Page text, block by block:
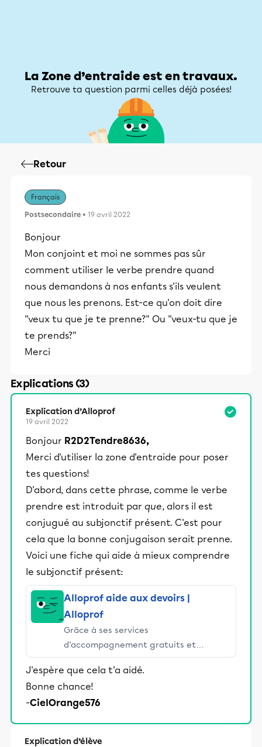
La Zone d’entraide est en travaux.
Retrouve ta question parmi celles déjà posées!
Retour
Français
Postsecondaire • 19 avril 2022
Bonjour
Mon conjoint et moi ne sommes pas sûr
comment utiliser le verbe prendre quand
nous demandons à nos enfants s'ils veulent
que nous les prenons. Est-ce qu'on doit dire
"veux tu que je te prenne?" Ou "veux-tu que je
te prends?"
Merci
Explications (3)
Explication d’Alloprof
19 avril 2022
Bonjour R2D2Tendre8636,
Merci d'utiliser la zone d'entraide pour poser
tes questions!
D'abord, dans cette phrase, comme le verbe
prendre est introduit par que, alors il est
conjugué au subjonctif présent. C'est pour
cela que la bonne conjugaison serait prenne.
Voici une fiche qui aide à mieux comprendre
le subjonctif présent:
Alloprof aide aux devoirs |
Alloprof
Grâce à ses services
d’accompagnement gratuits et
stimulants, Alloprof engage les élèves
et leurs parents dans la réussite
éducative.
J'espère que cela t'a aidé.
Bonne chance!
-CielOrange576
Explication d’élève